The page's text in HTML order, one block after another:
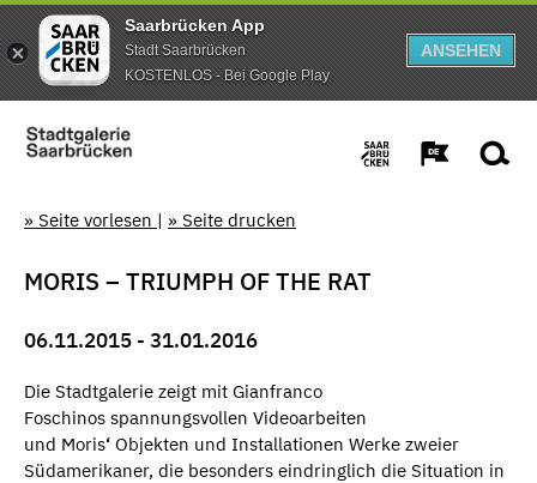
Saarbrücken App
Stadt Saarbrücken
KOSTENLOS - Bei Google Play
ANSEHEN
» Seite vorlesen | » Seite drucken
MORIS – TRIUMPH OF THE RAT
06.11.2015 - 31.01.2016
Die Stadtgalerie zeigt mit Gianfranco
Foschinos spannungsvollen Videoarbeiten
und Moris‘ Objekten und Installationen Werke zweier
Südamerikaner, die besonders eindringlich die Situation in